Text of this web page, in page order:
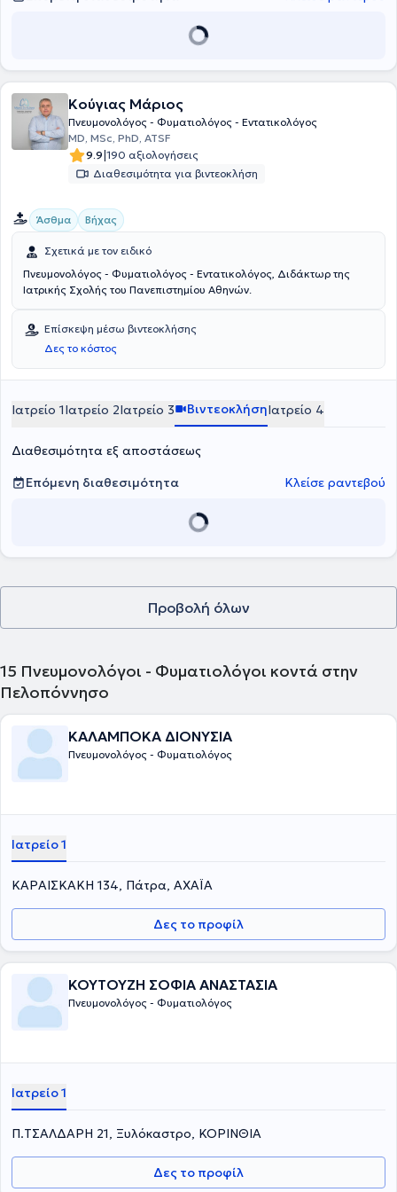
ιατρεία στη Ζυρίχη της Ελβετίας και στην Καλλιθέα, ενώ μέχρι και
σήμερα, συνεργάζεται με δημόσιες και ιδιωτικές τομές υγείας. Ο
ασθενείς του μέσω των άρθρων που δημοσιεύει. Στο ιατρείο του, σε
ένα φιλικό και ζεστό περιβάλλον, πλήρως εξοπλισμένο,
ένα ευρύ φάσμα ιατρικών υπηρεσιών στον τομέα της
Πνευμονολογίας και της Φυματιολογίας
Κούγιας Μάριος
Πνευμονολόγος - Φυματιολόγος - Εντατικολόγος
ΜD, MSc, PhD, ATSF
9.9|190 αξιολογήσεις
Διαθεσιμότητα για βιντεοκλήση
Άσθμα Βήχας
Σχετικά με τον ειδικό
Πνευμονολόγος - Φυματιολόγος - Εντατικολόγος, Διδάκτωρ της
Ιατρικής Σχολής του Πανεπιστημίου Αθηνών.
Επίσκεψη μέσω βιντεοκλήσης
Δες το κόστος
Ιατρείο 1Ιατρείο 2Ιατρείο 3 ΒιντεοκλήσηΙατρείο 4
Διαθεσιμότητα εξ αποστάσεως
Επόμενη διαθεσιμότητα
Κλείσε ραντεβού
Προβολή όλων
15 Πνευμονολόγοι - Φυματιολόγοι κοντά στην
Πελοπόννησο
ΚΑΛΑΜΠΟΚΑ ΔΙΟΝΥΣΙΑ
Πνευμονολόγος - Φυματιολόγος
Ιατρείο 1
ΚΑΡΑΙΣΚΑΚΗ 134, Πάτρα, ΑΧΑΪΑ
Δες το προφίλ
ΚΟΥΤΟΥΖΗ ΣΟΦΙΑ ΑΝΑΣΤΑΣΙΑ
Πνευμονολόγος - Φυματιολόγος
Ιατρείο 1
Π.ΤΣΑΛΔΑΡΗ 21, Ξυλόκαστρο, ΚΟΡΙΝΘΙΑ
Δες το προφίλ